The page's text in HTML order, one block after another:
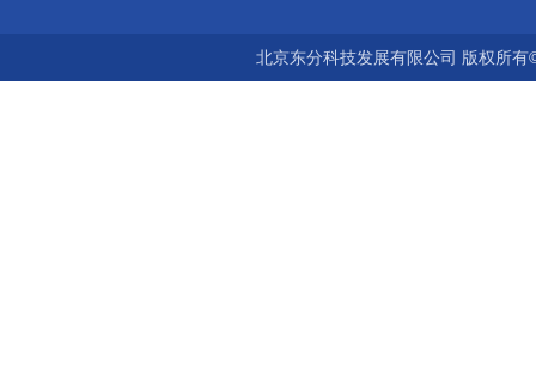
北京东分科技发展有限公司 版权所